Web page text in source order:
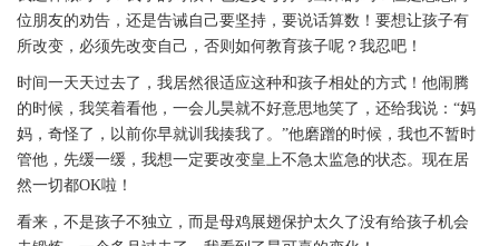
位朋友的劝告，还是告诫自己要坚持，要说话算数！要想让孩子有
所改变，必须先改变自己，否则如何教育孩子呢？我忍吧！
时间一天天过去了，我居然很适应这种和孩子相处的方式！他闹腾
的时候，我笑着看他，一会儿昊就不好意思地笑了，还给我说：“妈
妈，奇怪了，以前你早就训我揍我了。”他磨蹭的时候，我也不暂时
管他，先缓一缓，我想一定要改变皇上不急太监急的状态。现在居
然一切都OK啦！
看来，不是孩子不独立，而是母鸡展翅保护太久了没有给孩子机会